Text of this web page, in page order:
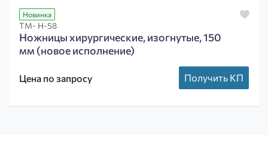
Новинка
ТМ- Н-58
Ножницы хирургические, изогнутые, 150
мм (новое исполнение)
Цена по запросу Получить КП